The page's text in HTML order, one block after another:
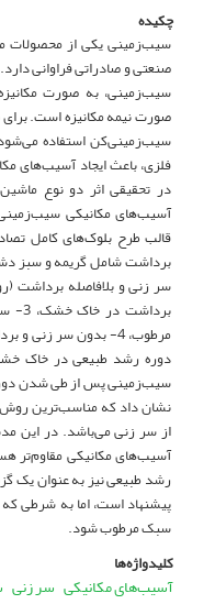
چکیده
سیب‌زمینی یکی از محصولات
صنعتی و صادراتی فراوانی
سیب‌زمینی، به صورت
صورت نیمه مکانیزه است.
سیب‌زمینی‌کن استفاده
فلزی، باعث ایجاد آسیب‌های
در تحقیقی اثر دو نوع
آسیب‌های مکانیکی سیب‌زمینی
قالب طرح بلوک‌های کامل
مرطوب، 4- بدون سر
سیب‌زمینی پس از طی شدن
از سر زنی می‌باشد. در این
آسیب‌های مکانیکی
رشد طبیعی نیز به عنوان یک
پیشنهاد است، اما به شرطی
سبک مرطوب شود.
کلیدواژه‌ها
آسیب‌های مکانیکی سر زنی